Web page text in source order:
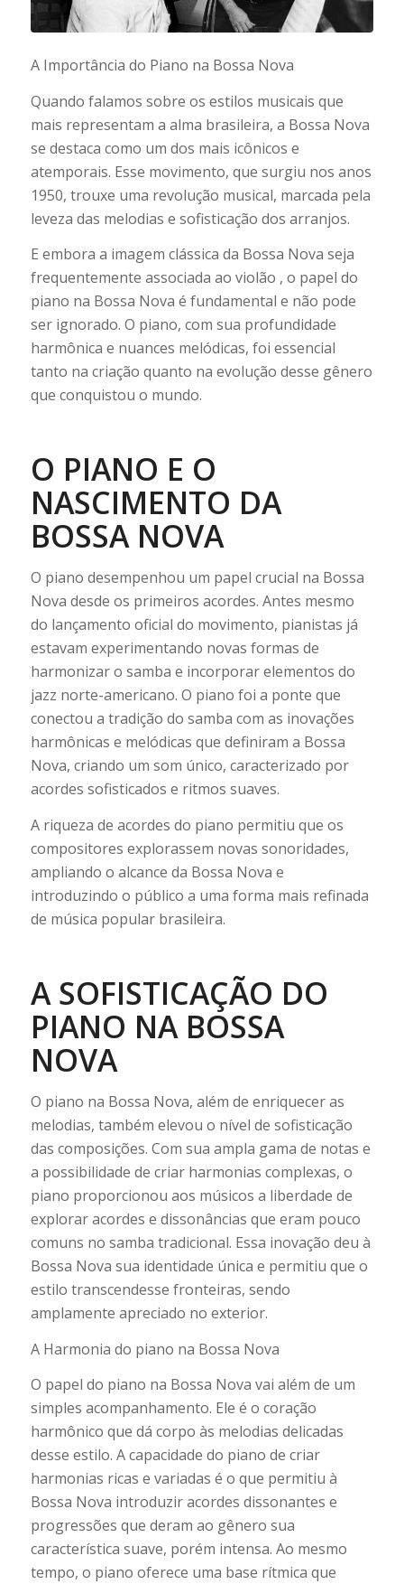
A Importância do Piano na Bossa Nova
Quando falamos sobre os estilos musicais que
mais representam a alma brasileira, a Bossa Nova
se destaca como um dos mais icônicos e
atemporais. Esse movimento, que surgiu nos anos
1950, trouxe uma revolução musical, marcada pela
leveza das melodias e sofisticação dos arranjos.
E embora a imagem clássica da Bossa Nova seja
frequentemente associada ao violão , o papel do
piano na Bossa Nova é fundamental e não pode
ser ignorado. O piano, com sua profundidade
harmônica e nuances melódicas, foi essencial
tanto na criação quanto na evolução desse gênero
que conquistou o mundo.
O PIANO E O
NASCIMENTO DA
BOSSA NOVA
O piano desempenhou um papel crucial na Bossa
Nova desde os primeiros acordes. Antes mesmo
do lançamento oficial do movimento, pianistas já
estavam experimentando novas formas de
harmonizar o samba e incorporar elementos do
jazz norte-americano. O piano foi a ponte que
conectou a tradição do samba com as inovações
harmônicas e melódicas que definiram a Bossa
Nova, criando um som único, caracterizado por
acordes sofisticados e ritmos suaves.
A riqueza de acordes do piano permitiu que os
compositores explorassem novas sonoridades,
ampliando o alcance da Bossa Nova e
introduzindo o público a uma forma mais refinada
de música popular brasileira.
A SOFISTICAÇÃO DO
PIANO NA BOSSA
NOVA
O piano na Bossa Nova, além de enriquecer as
melodias, também elevou o nível de sofisticação
das composições. Com sua ampla gama de notas e
a possibilidade de criar harmonias complexas, o
piano proporcionou aos músicos a liberdade de
explorar acordes e dissonâncias que eram pouco
comuns no samba tradicional. Essa inovação deu à
Bossa Nova sua identidade única e permitiu que o
estilo transcendesse fronteiras, sendo
amplamente apreciado no exterior.
A Harmonia do piano na Bossa Nova
O papel do piano na Bossa Nova vai além de um
simples acompanhamento. Ele é o coração
harmônico que dá corpo às melodias delicadas
desse estilo. A capacidade do piano de criar
harmonias ricas e variadas é o que permitiu à
Bossa Nova introduzir acordes dissonantes e
progressões que deram ao gênero sua
característica suave, porém intensa. Ao mesmo
tempo, o piano oferece uma base rítmica que